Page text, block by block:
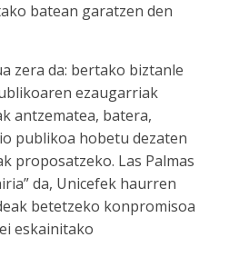
batean garatzen den
zera da: bertako biztanle
ezaugarriak
antzematea, batera,
publikoa hobetu dezaten
proposatzeko. Las Palmas
da, Unicefek haurren
betetzeko konpromisoa
eskainitako